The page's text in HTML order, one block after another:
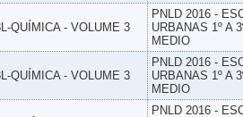
QUÍMICA - VOLUME 3
PNLD 2016 -
URBANAS 1º A
MEDIO
QUÍMICA - VOLUME 3
PNLD 2016 -
URBANAS 1º A
MEDIO
PNLD 2016 -